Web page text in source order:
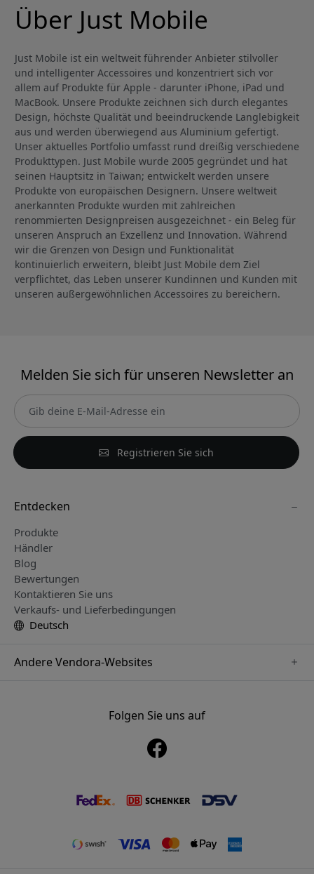
Über Just Mobile
Just Mobile ist ein weltweit führender Anbieter stilvoller
und intelligenter Accessoires und konzentriert sich vor
allem auf Produkte für Apple - darunter iPhone, iPad und
MacBook. Unsere Produkte zeichnen sich durch elegantes
Design, höchste Qualität und beeindruckende Langlebigkeit
aus und werden überwiegend aus Aluminium gefertigt.
Unser aktuelles Portfolio umfasst rund dreißig verschiedene
Produkttypen. Just Mobile wurde 2005 gegründet und hat
seinen Hauptsitz in Taiwan; entwickelt werden unsere
Produkte von europäischen Designern. Unsere weltweit
anerkannten Produkte wurden mit zahlreichen
renommierten Designpreisen ausgezeichnet - ein Beleg für
unseren Anspruch an Exzellenz und Innovation. Während
wir die Grenzen von Design und Funktionalität
kontinuierlich erweitern, bleibt Just Mobile dem Ziel
verpflichtet, das Leben unserer Kundinnen und Kunden mit
unseren außergewöhnlichen Accessoires zu bereichern.
Melden Sie sich für unseren Newsletter an
Registrieren Sie sich
Entdecken
Produkte
Händler
Blog
Bewertungen
Kontaktieren Sie uns
Verkaufs- und Lieferbedingungen
Deutsch
Andere Vendora-Websites
www.nordicsmartlight.seFolgen Sie uns auf